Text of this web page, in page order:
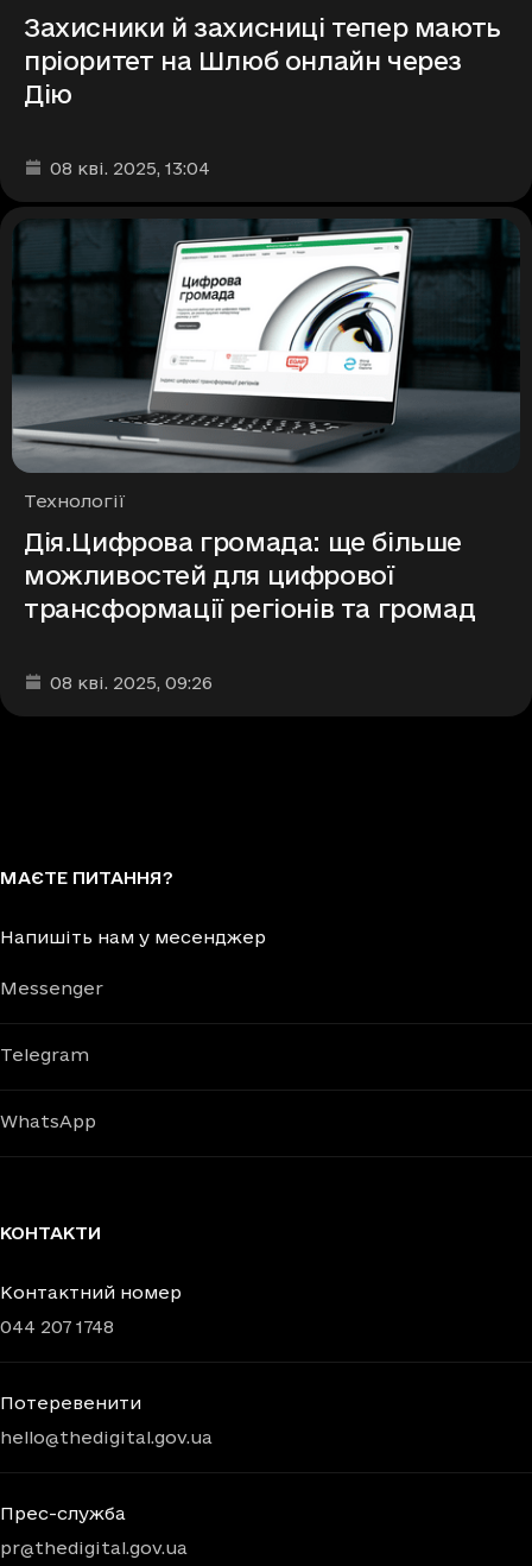
Захисники й захисниці тепер мають
пріоритет на Шлюб онлайн через
Дію
Дата та час публікації
08 кві. 2025, 13:04
Рубрики
Технології
Дія.Цифрова громада: ще більше
можливостей для цифрової
трансформації регіонів та громад
Дата та час публікації
08 кві. 2025, 09:26
МАЄТЕ ПИТАННЯ?
Напишіть нам у месенджер
Messenger
Telegram
WhatsApp
КОНТАКТИ
Контактний номер
044 207 1748
Потеревенити
hello@thedigital.gov.ua
Прес-служба
pr@thedigital.gov.ua